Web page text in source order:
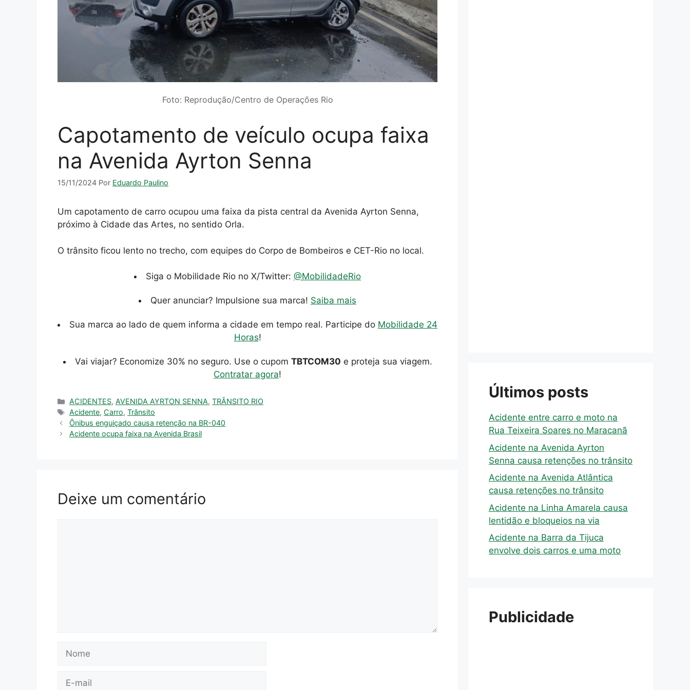
Foto: Reprodução/Centro de Operações Rio
Capotamento de veículo ocupa faixa
na Avenida Ayrton Senna
15/11/2024 Por Eduardo Paulino
Um capotamento de carro ocupou uma faixa da pista central da Avenida Ayrton Senna,
próximo à Cidade das Artes, no sentido Orla.
O trânsito ficou lento no trecho, com equipes do Corpo de Bombeiros e CET-Rio no local.
Siga o Mobilidade Rio no X/Twitter: @MobilidadeRio
Quer anunciar? Impulsione sua marca! Saiba mais
Sua marca ao lado de quem informa a cidade em tempo real. Participe do Mobilidade 24
Horas!
Vai viajar? Economize 30% no seguro. Use o cupom TBTCOM30 e proteja sua viagem.
Contratar agora!
Categorias
ACIDENTES,AVENIDA AYRTON SENNA,TRÂNSITO RIO
Tags
Acidente, Carro,Trânsito
Ônibus enguiçado causa retenção na BR-040
Acidente ocupa faixa na Avenida Brasil
Deixe um comentário
Nome
Últimos posts
Acidente entre carro e moto na
Rua Teixeira Soares no Maracanã
Acidente na Avenida Ayrton
Senna causa retenções no trânsito
Acidente na Avenida Atlântica
causa retenções no trânsito
Acidente na Linha Amarela causa
lentidão e bloqueios na via
Acidente na Barra da Tijuca
envolve dois carros e uma moto
Publicidade